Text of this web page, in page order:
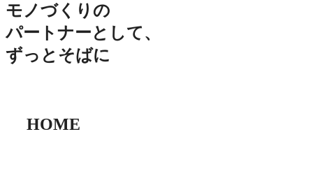
モノづくりの
パートナーとして、
ずっとそばに
HOME